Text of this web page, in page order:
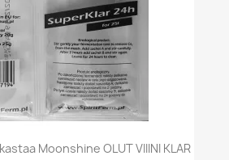
Moonshine OLUT VIIINI KLAR